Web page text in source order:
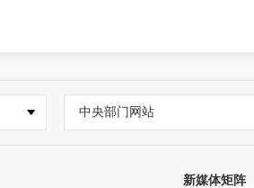
中央部门网站
新媒体矩阵